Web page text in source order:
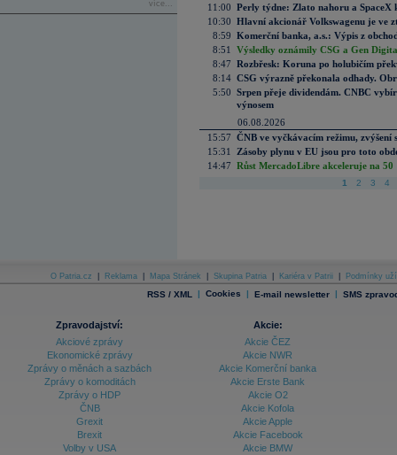
více...
11:00 Perly týdne: Zlato nahoru a SpaceX
10:30 Hlavní akcionář Volkswagenu je ve
8:59 Komerční banka, a.s.: Výpis z
8:51
Výsledky oznámily CSG a Gen
8:47 Rozbřesk: Koruna po holubičím
8:14 CSG výrazně překonala odhady.
5:50 Srpen přeje dividendám. CNBC
výnosem
06.08.2026
15:57 ČNB ve vyčkávacím režimu, zvýšení
15:31
Zásoby plynu v EU jsou pro toto
14:47 Růst MercadoLibre akceleruje na
1 2 3 4
O Patria.cz Reklama Mapa Stránek Skupina Patria Kariéra v Patrii Podmínky
RSS / XML | Cookies | E-mail newsletter | SMS
Zpravodajství:
Akciové zprávy
Ekonomické zprávy
Zprávy o měnách a sazbách
Zprávy o komoditách
Zprávy o HDP
ČNB
Grexit
Brexit
Volby v USA
Akcie:
Akcie ČEZ
Akcie NWR
Akcie Komerční banka
Akcie Erste Bank
Akcie O2
Akcie Kofola
Akcie Apple
Akcie Facebook
Akcie BMW